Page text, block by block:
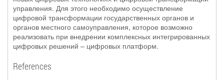
управления. Для этого необходимо осуществление
цифровой трансформации государственных органов и
органов местного самоуправления, которое возможно
реализовать при внедрении комплексных интегрированных
цифровых решений – цифровых платформ.
References